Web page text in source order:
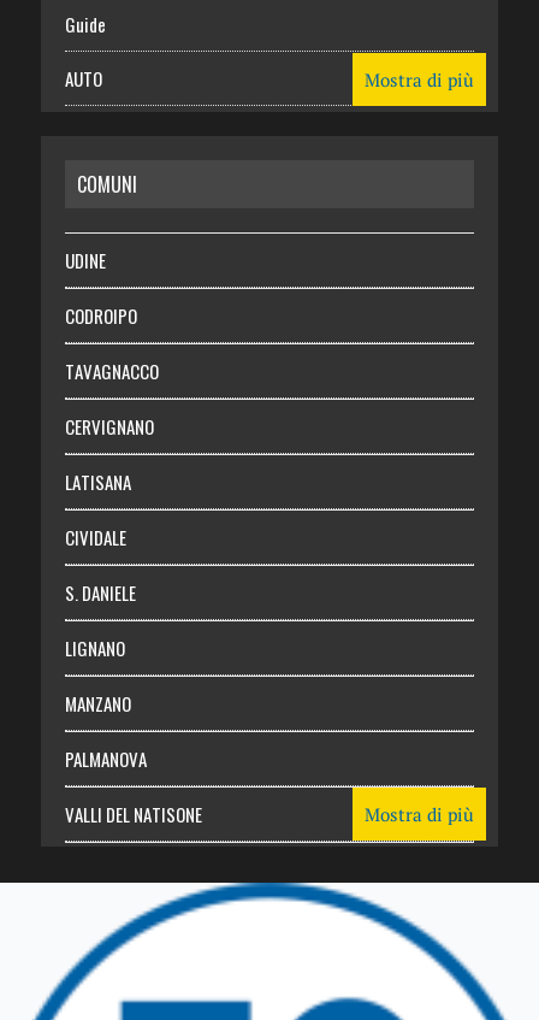
Guide
AUTO
RISPARMIO
SALUTE
Necrologie
Chi siamo
Abbonati
Login
Mostra di più
COMUNI
UDINE
CODROIPO
TAVAGNACCO
CERVIGNANO
LATISANA
CIVIDALE
S. DANIELE
LIGNANO
MANZANO
PALMANOVA
VALLI DEL NATISONE
TRICESIMO
TARCENTO
Mostra di più